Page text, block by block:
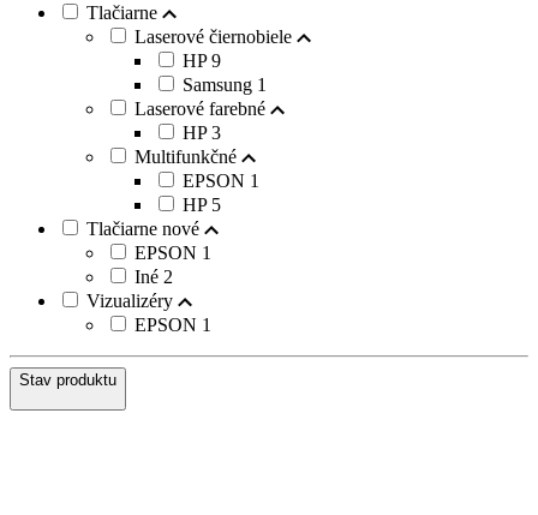
Tlačiarne
Laserové čiernobiele
HP 9
Samsung 1
Laserové farebné
HP 3
Multifunkčné
EPSON 1
HP 5
Tlačiarne nové
EPSON 1
Iné 2
Vizualizéry
EPSON 1
Stav produktu